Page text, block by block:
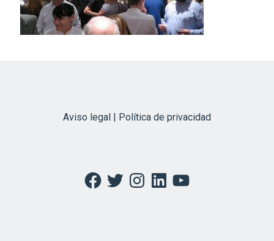
Aviso legal | Política de privacidad
Facebook
TwitterInstagramLinkedInYouTube